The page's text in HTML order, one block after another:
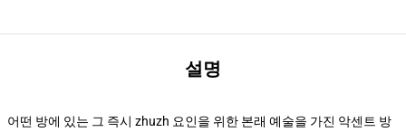
설명
어떤 방에 있는 그 즉시 zhuzh 요인을 위한 본래 예술을 가진 악센트 방